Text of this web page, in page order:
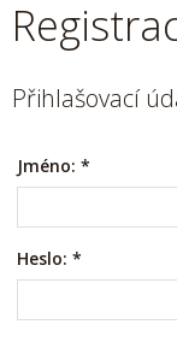
Přihlašovací
Jméno: *
Heslo: *